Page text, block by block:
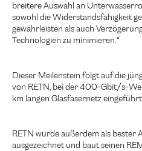
breitere Auswahl an
sowohl die Widerstandsfähigkeit
gewährleisten als auch
Technologien zu minimieren.“
Dieser Meilenstein folgt auf die
von RETN, bei der 400-Gbit/s-
km langen Glasfasernetz
RETN wurde außerdem als
ausgezeichnet und baut seinen